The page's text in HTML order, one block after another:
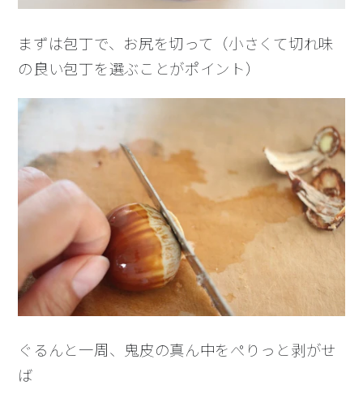
まずは包丁で、お尻を切って（小さくて切れ味
の良い包丁を選ぶことがポイント）
ぐるんと一周、鬼皮の真ん中をぺりっと剥がせ
ば